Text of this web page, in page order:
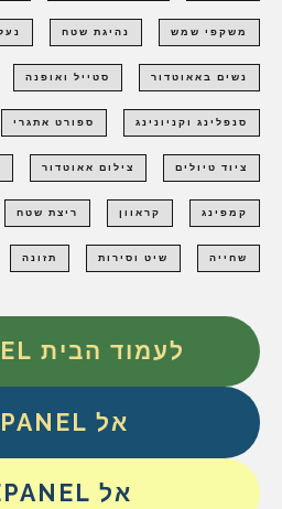
משקפי שמש נהיגת שטח
נשים באאוטדור סטייל ואופנה
סנפלינג וקניונינג ספורט אתגרי
ציוד טיולים צילום אאוטדור
קמפינג קראוון ריצת שטח
שחייה שיט וסירות תזונה
לעמוד הבית OUTPANEL
אל RUNPANEL
אל BIKEPANEL